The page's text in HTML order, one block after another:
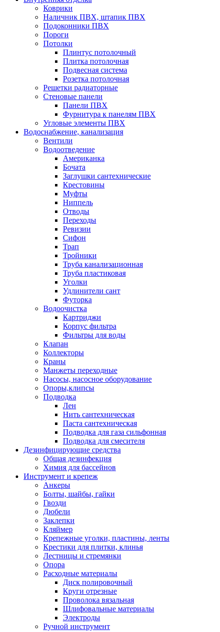
Коврики
Наличник ПВХ, штапик ПВХ
Подоконники ПВХ
Пороги
Потолки
Плинтус потолочный
Плитка потолочная
Подвесная система
Розетка потолочная
Решетки радиаторные
Стеновые панели
Панели ПВХ
Фурнитура к панелям ПВХ
Угловые элементы ПВХ
Водоснабжение, канализация
Вентили
Водоотведение
Американка
Бочата
Заглушки сантехнические
Крестовины
Муфты
Ниппель
Отводы
Переходы
Ревизии
Сифон
Трап
Тройники
Труба канализационная
Труба пластиковая
Уголки
Удлинители сант
Футорка
Водоочистка
Картриджи
Корпус фильтра
Фильтры для воды
Клапан
Коллекторы
Краны
Манжеты переходные
Насосы, насосное оборудование
Опоры,клипсы
Подводка
Лен
Нить сантехническая
Паста сантехническая
Подводка для газа сильфонная
Подводка для смесителя
Дезинфицирующие средства
Общая дезинфекция
Химия для бассейнов
Инструмент и крепеж
Анкеры
Болты, шайбы, гайки
Гвозди
Дюбели
Заклепки
Кляймер
Крепежные уголки, пластины, ленты
Крестики для плитки, клинья
Лестницы и стремянки
Опора
Расходные материалы
Диск полировочный
Круги отрезные
Проволока вязальная
Шлифовальные материалы
Электроды
Ручной инструмент